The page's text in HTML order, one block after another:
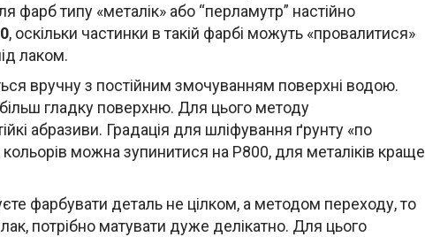
фарб типу «металік» або “перламутр” настійно
, оскільки частинки в такій фарбі можуть «провалитися»
лаком.
вручну з постійним змочуванням поверхні водою.
гладку поверхню. Для цього методу
абразиви. Градація для шліфування ґрунту «по
можна зупинитися на P800, для металіків краще
фарбувати деталь не цілком, а методом переходу, то
потрібно матувати дуже делікатно. Для цього